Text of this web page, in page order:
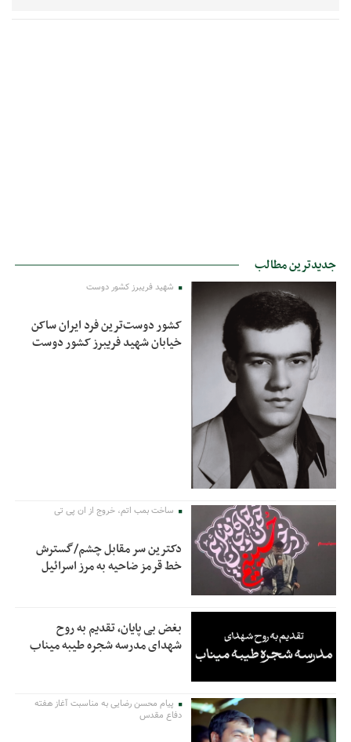
جدیدترین مطالب
شهید فریبرز کشور دوست
کشور دوست‌ترین فرد ایران ساکن
خیابان شهید فریبرز کشور دوست
ساخت بمب اتم، خروج از ان پی تی
دکترین سر مقابل چشم/گسترش
خط قرمز ضاحیه به مرز اسرائیل
بغض بی پایان، تقدیم به روح
شهدای مدرسه شجره طیبه میناب
پیام محسن رضایی به مناسبت آغاز هفته
دفاع مقدس